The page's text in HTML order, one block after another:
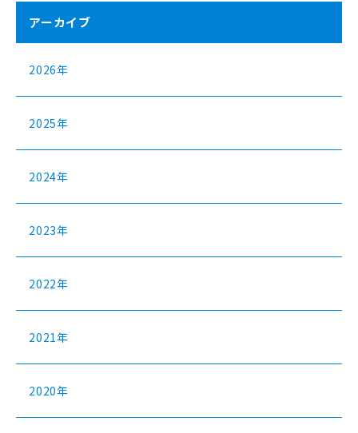
アーカイブ
2026年
2025年
2024年
2023年
2022年
2021年
2020年